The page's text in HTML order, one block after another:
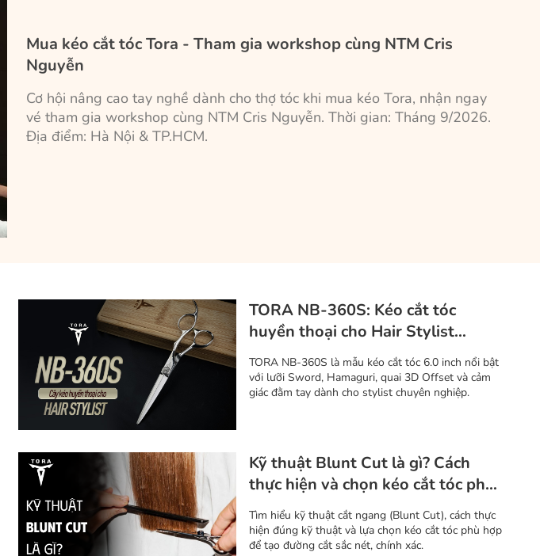
Mua kéo cắt tóc Tora - Tham gia workshop cùng NTM Cris
Nguyễn
Cơ hội nâng cao tay nghề dành cho thợ tóc khi mua kéo Tora, nhận ngay
vé tham gia workshop cùng NTM Cris Nguyễn. Thời gian: Tháng 9/2026.
Địa điểm: Hà Nội & TP.HCM.
TORA NB-360S: Kéo cắt tóc
huyền thoại cho Hair Stylist
chuyên nghiệp
TORA NB-360S là mẫu kéo cắt tóc 6.0 inch nổi bật
với lưỡi Sword, Hamaguri, quai 3D Offset và cảm
giác đằm tay dành cho stylist chuyên nghiệp.
Kỹ thuật Blunt Cut là gì? Cách
thực hiện và chọn kéo cắt tóc phù
hợp
Tìm hiểu kỹ thuật cắt ngang (Blunt Cut), cách thực
hiện đúng kỹ thuật và lựa chọn kéo cắt tóc phù hợp
để tạo đường cắt sắc nét, chính xác.